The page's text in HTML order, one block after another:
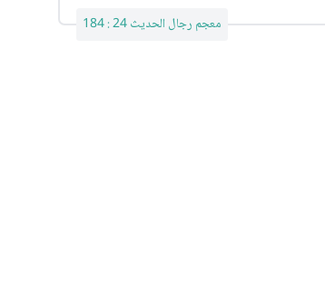
معجم رجال الحديث 24 : 184